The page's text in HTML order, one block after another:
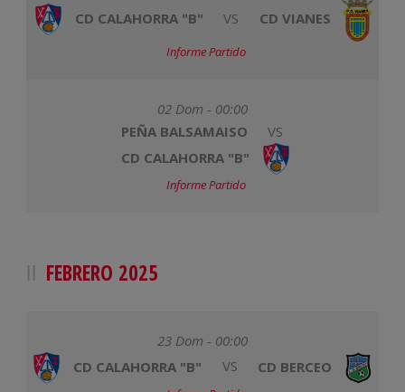
CD CALAHORRA "B"
VS CD VIANES
Informe Partido
02 Dom - 00:00
PEÑA BALSAMAISO
VS
CD CALAHORRA "B"
Informe Partido
FEBRERO 2025
23 Dom - 00:00
CD CALAHORRA "B"
VS CD BERCEO